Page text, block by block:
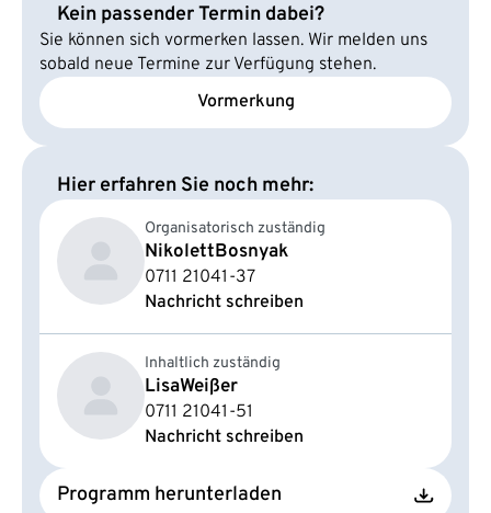
Kein passender Termin dabei?
Sie können sich vormerken lassen. Wir melden uns
sobald neue Termine zur Verfügung stehen.
Vormerkung
Hier erfahren Sie noch mehr:
Organisatorisch zuständig
NikolettBosnyak
0711 21041-37
Nachricht schreiben
Inhaltlich zuständig
LisaWeißer
0711 21041-51
Nachricht schreiben
Programm herunterladen